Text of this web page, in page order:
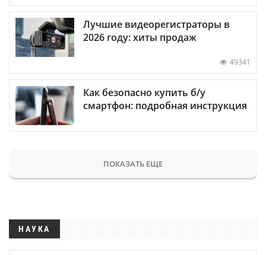
Лучшие видеорегистраторы в
2026 году: хиты продаж
49341
Как безопасно купить б/у
смартфон: подробная инструкция
ПОКАЗАТЬ ЕЩЕ
НАУКА